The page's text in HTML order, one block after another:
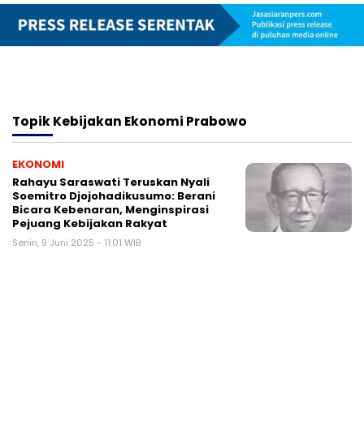
TopikKebijakan Ekonomi Prabowo
EKONOMI
Rahayu Saraswati Teruskan Nyali
Soemitro Djojohadikusumo: Berani
Bicara Kebenaran, Menginspirasi
Pejuang Kebijakan Rakyat
Senin, 9 Juni 2025 - 11:01 WIB